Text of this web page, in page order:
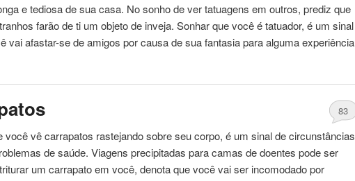
e tediosa de sua casa. Nosonho de ver tatuagens em outros, prediz que
farão de ti um objeto de inveja. Sonhar que você é tatuador, é um sinal
vai afastar-se de amigos por causa de sua fantasia para alguma experiência
83
você vê carrapatos rastejando sobre seucorpo, é um sinal de circunstâncias
de saúde. Viagens precipitadas para camas de doentes pode ser
um carrapato em você, denota que você vai ser incomodado por